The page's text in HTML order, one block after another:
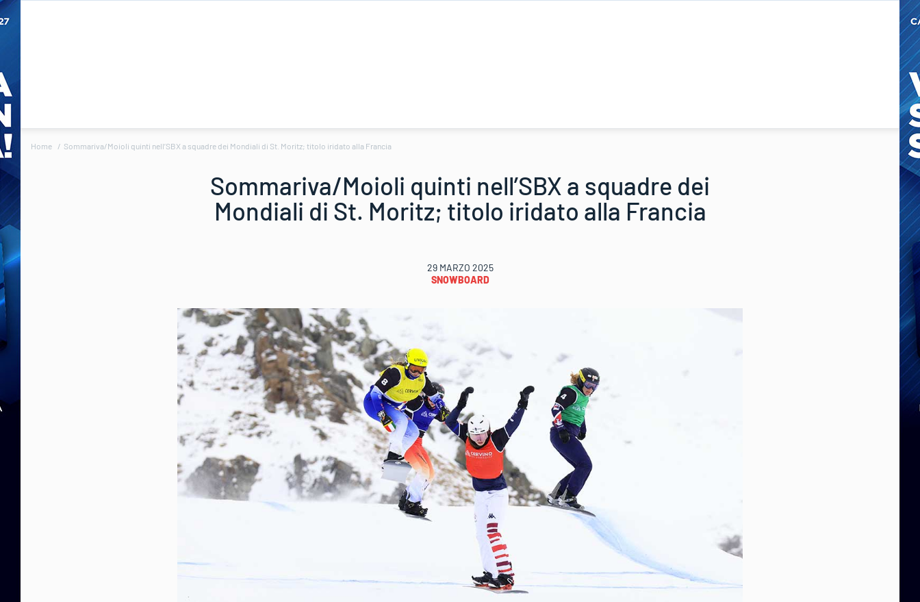
Home Sommariva/Moioli quinti nell’SBX a squadre dei Mondiali di St. Moritz; titolo iridato alla Francia
Sommariva/Moioli quinti nell’SBX a squadre dei
Mondiali di St. Moritz; titolo iridato alla Francia
29 MARZO 2025
SNOWBOARD